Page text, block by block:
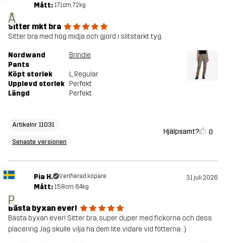
Å
Mått: 171cm, 72kg
Sitter mkt bra
Sitter bra med hög midja och gjord i slitstarkt tyg.
Nordwand
Pants
Brindle
Köpt storlek L, Regular
Upplevd storlek Perfekt
Längd
Perfekt
Artikelnr 11031
Senaste versionen
Hjälpsamt? 0
P
Pia H. Verifierad köpare 31 juli 2026
Mått: 158cm, 64kg
Bästa byxan ever!
Bästa byxan ever! Sitter bra, super duper med fickorna och dess
placering. Jag skulle vilja ha dem lite vidare vid fötterna :)